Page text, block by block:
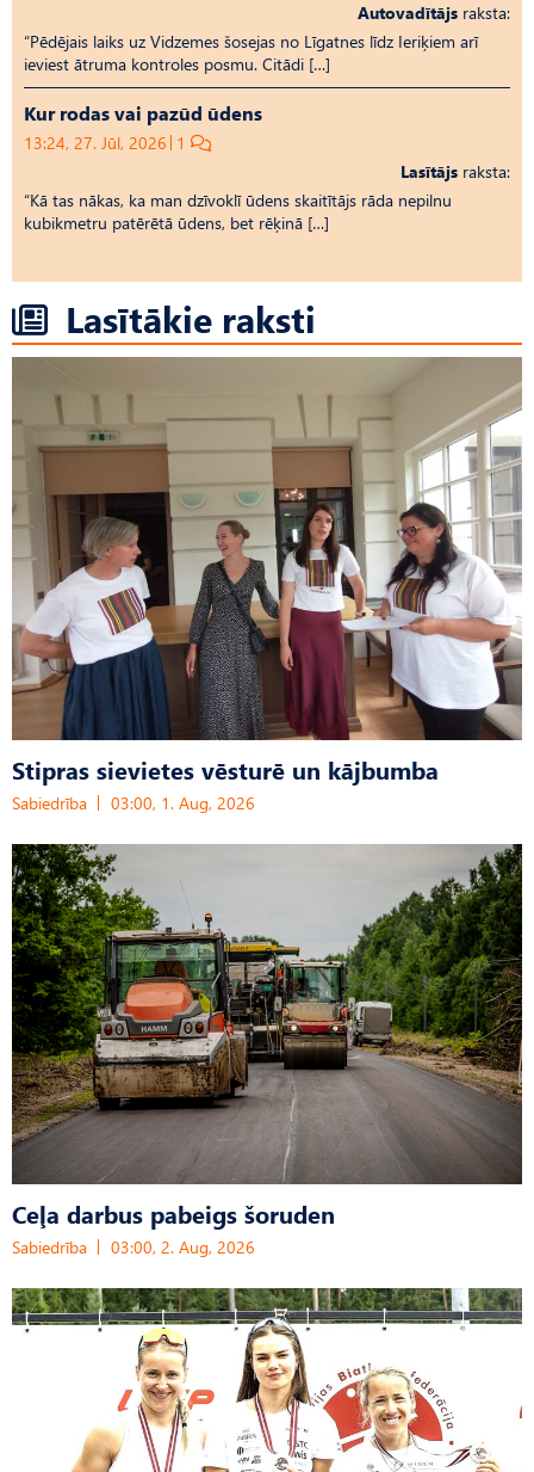
Autovadītājs raksta:
“Pēdējais laiks uz Vid­ze­mes šosejas no Līgatnes līdz Ieriķiem arī
ieviest ātruma kontroles posmu. Citādi […]
Kur rodas vai pazūd ūdens
13:24, 27. Jūl, 2026 1
Lasītājs raksta:
“Kā tas nākas, ka man dzīvoklī ūdens skaitītājs rāda nepilnu
kubikmetru patērētā ūdens, bet rēķinā […]
Lasītākie raksti
Stipras sievietes vēsturē un kājbumba
Sabiedrība 03:00, 1. Aug, 2026
Ceļa darbus pabeigs šoruden
Sabiedrība 03:00, 2. Aug, 2026